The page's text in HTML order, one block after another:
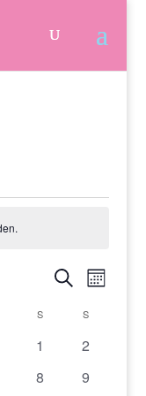
Navigation
Suche
Monat
FREITAGS SAMSTAG
S
0
1
0
2
0
8
0
9